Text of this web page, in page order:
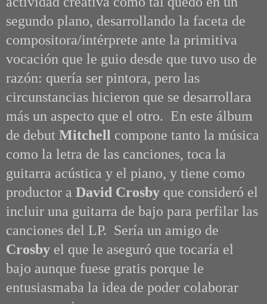
segundo plano, desarrollando la faceta de
compositora/intérprete ante la primitiva
vocación que le guio desde que tuvo uso de
razón: quería ser pintora, pero las
circunstancias hicieron que se desarrollara
más un aspecto que el otro. En este álbum
de debut Mitchell compone tanto la música
como la letra de las canciones, toca la
guitarra acústica y el piano, y tiene como
productor a David Crosby que consideró el
incluir una guitarra de bajo para perfilar las
canciones del LP. Sería un amigo de
Crosby el que le aseguró que tocaría el
bajo aunque fuese gratis porque le
entusiasmaba la idea de poder colaborar